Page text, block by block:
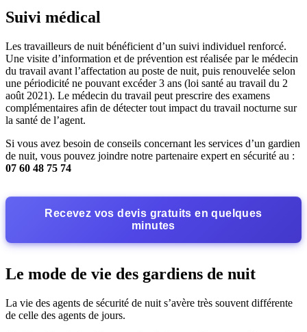
Suivi médical
Les travailleurs de nuit bénéficient d’un suivi individuel renforcé.
Une visite d’information et de prévention est réalisée par le médecin
du travail avant l’affectation au poste de nuit, puis renouvelée selon
une périodicité ne pouvant excéder 3 ans (loi santé au travail du 2
août 2021). Le médecin du travail peut prescrire des examens
complémentaires afin de détecter tout impact du travail nocturne sur
la santé de l’agent.
Si vous avez besoin de conseils concernant les services d’un gardien
de nuit, vous pouvez joindre notre partenaire expert en sécurité au :
07 60 48 75 74
Recevez vos devis gratuits en quelques
minutes
Le mode de vie des gardiens de nuit
La vie des agents de sécurité de nuit s’avère très souvent différente
de celle des agents de jours.